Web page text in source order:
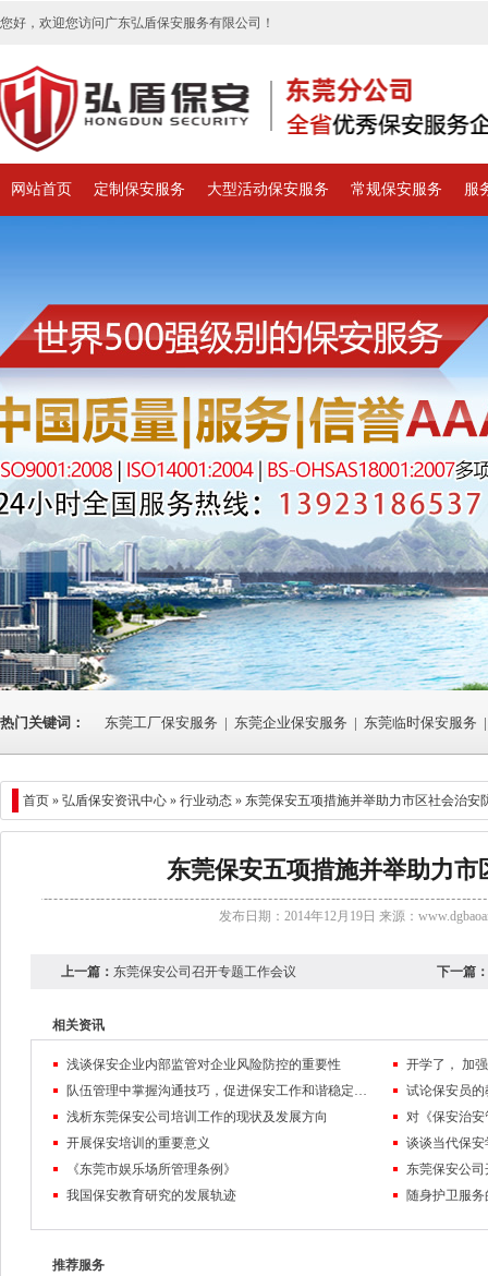
您好，欢迎您访问广东弘盾保安服务有限公司！
网站首页 定制保安服务 大型活动保安服务 常规保安服务 服
热门关键词： 东莞工厂保安服务 | 东莞企业保安服务 | 东莞临时保安服务 |
首页 » 弘盾保安资讯中心 » 行业动态 » 东莞保安五项措施并举助力市区社会治安
东莞保安五项措施并举助力市
发布日期：2014年12月19日 来源：
上一篇： 东莞保安公司召开专题工作会议 下一篇：
相关资讯
浅谈保安企业内部监管对企业风险防控的重要性
队伍管理中掌握沟通技巧，促进保安工作和谐稳定发展
试论保安员
浅析东莞保安公司培训工作的现状及发展方向
对《保安治
开展保安培训的重要意义
谈谈当代保
《东莞市娱乐场所管理条例》
东莞保安公
我国保安教育研究的发展轨迹
随身护卫服
推荐服务